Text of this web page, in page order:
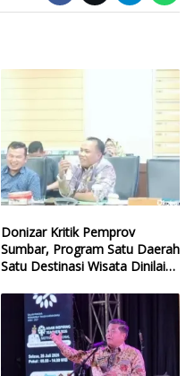
Donizar Kritik Pemprov
Sumbar, Program Satu Daerah
Satu Destinasi Wisata Dinilai